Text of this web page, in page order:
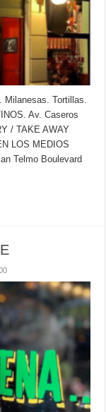
Milanesas. Tortillas.
Av. Caseros
/ TAKE AWAY
LOS MEDIOS
Telmo Boulevard